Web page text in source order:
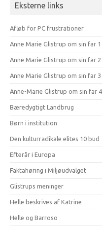
Eksterne links
Afløb for PC frustrationer
Anne Marie Glistrup om sin far
Anne Marie Glistrup om sin far
Anne Marie Glistrup om sin far
Anne-Marie Glistrup om sin far
Bæredygtigt Landbrug
Børn i institution
Den kulturradikale elites 10 bud
Efterår i Europa
Faktahøring i Miljøudvalget
Glistrups meninger
Helle beskrives af Katrine
Helle og Barroso